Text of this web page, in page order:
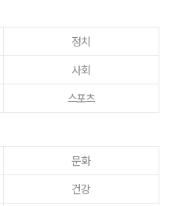
정치
사회
스포츠
문화
건강